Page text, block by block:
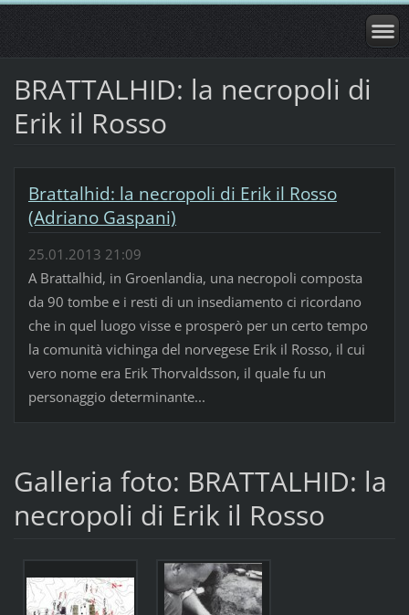
BRATTALHID: la necropoli di
Erik il Rosso
Brattalhid: la necropoli di Erik il Rosso
(Adriano Gaspani)
25.01.2013 21:09
A Brattalhid, in Groenlandia, una necropoli composta
da 90 tombe e i resti di un insediamento ci ricordano
che in quel luogo visse e prosperò per un certo tempo
la comunità vichinga del norvegese Erik il Rosso, il cui
vero nome era Erik Thorvaldsson, il quale fu un
personaggio determinante...
Galleria foto: BRATTALHID: la
necropoli di Erik il Rosso